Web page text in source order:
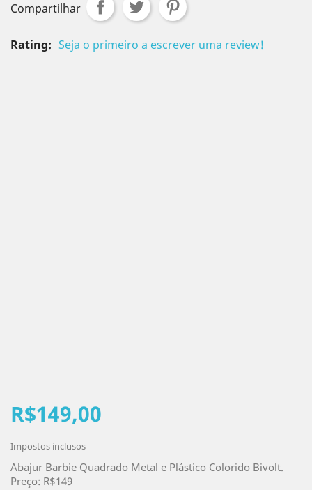
Compartilhar
Rating: Seja o primeiro a escrever uma review!
R$149,00
Impostos inclusos
Abajur Barbie Quadrado Metal e Plástico Colorido Bivolt.
Preço: R$149